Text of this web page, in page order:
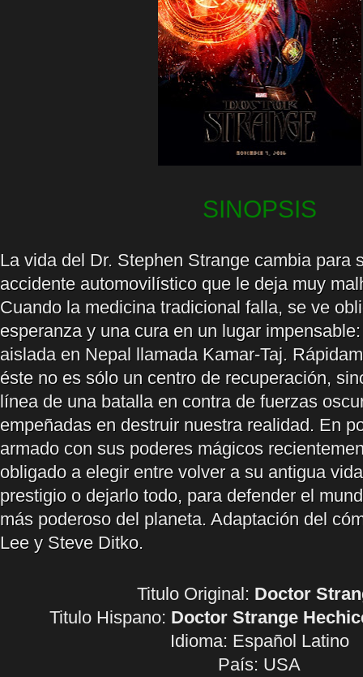
SINOPSIS
La vida del Dr. Stephen Strange cambia para
accidente automovilístico que le deja muy
Cuando la medicina tradicional falla, se ve
esperanza y una cura en un lugar
aislada en Nepal llamada Kamar-Taj.
éste no es sólo un centro de recuperación,
línea de una batalla en contra de fuerzas
empeñadas en destruir nuestra realidad. En
armado con sus poderes mágicos
obligado a elegir entre volver a su antigua
prestigio o dejarlo todo, para defender el
más poderoso del planeta. Adaptación del
Lee y Steve Ditko.
Titulo Original: Doctor
Titulo Hispano: Doctor Strange
Idioma: Español Latino
País: USA